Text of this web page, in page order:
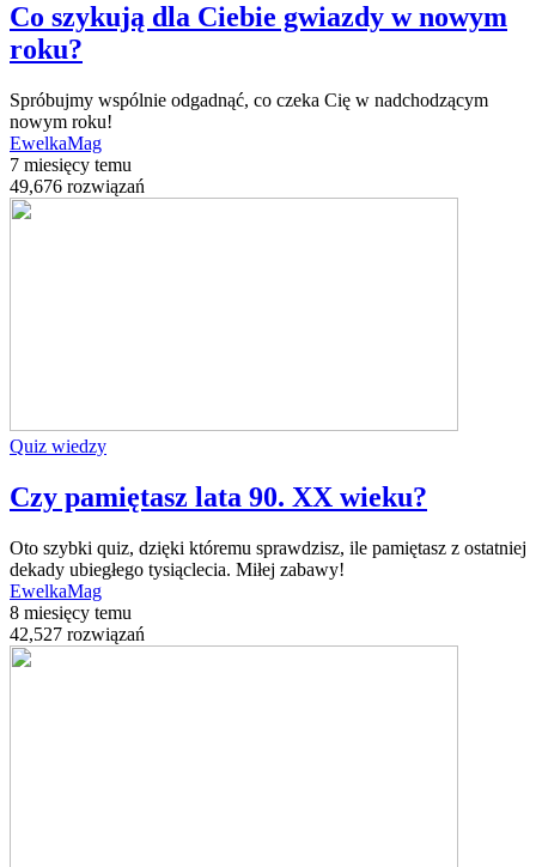
Co szykują dla Ciebie gwiazdy w nowym
roku?
Spróbujmy wspólnie odgadnąć, co czeka Cię w nadchodzącym
nowym roku!
EwelkaMag
7 miesięcy temu
49,676 rozwiązań
Quiz wiedzy
Czy pamiętasz lata 90. XX wieku?
Oto szybki quiz, dzięki któremu sprawdzisz, ile pamiętasz z ostatniej
dekady ubiegłego tysiąclecia. Miłej zabawy!
EwelkaMag
8 miesięcy temu
42,527 rozwiązań